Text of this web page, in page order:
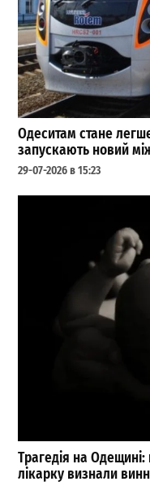
Одеситам стане
запускають новий
29-07-2026 в 15:23
Трагедія на
лікарку визнали